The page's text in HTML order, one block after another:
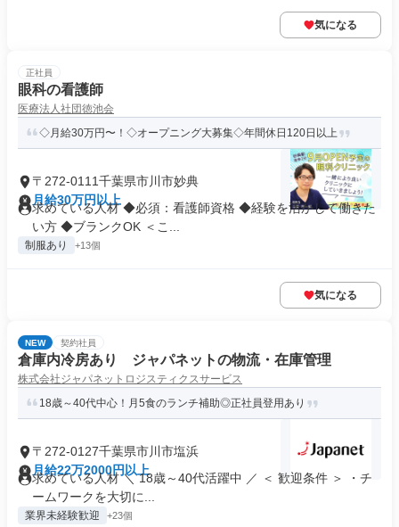
気になる
正社員
眼科の看護師
医療法人社団徳池会
◇月給30万円〜！◇オープニング大募集◇年間休日120日以上
〒272-0111千葉県市川市妙典
月給30万円以上
求めている人材 ◆必須：看護師資格 ◆経験を活かして働きた
い方 ◆ブランクOK ＜こ...
制服あり +13個
気になる
NEW 契約社員
倉庫内冷房あり ジャパネットの物流・在庫管理
株式会社ジャパネットロジスティクスサービス
18歳～40代中心！月5食のランチ補助◎正社員登用あり
〒272-0127千葉県市川市塩浜
月給22万2000円以上
求めている人材 ＼ 18歳～40代活躍中 ／ ＜ 歓迎条件 ＞ ・チ
ームワークを大切に...
業界未経験歓迎 +23個